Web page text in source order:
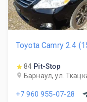
Toyota Camry 2.4
84 Pit-Stop
Барнаул, ул.
+7 960 955-07-28